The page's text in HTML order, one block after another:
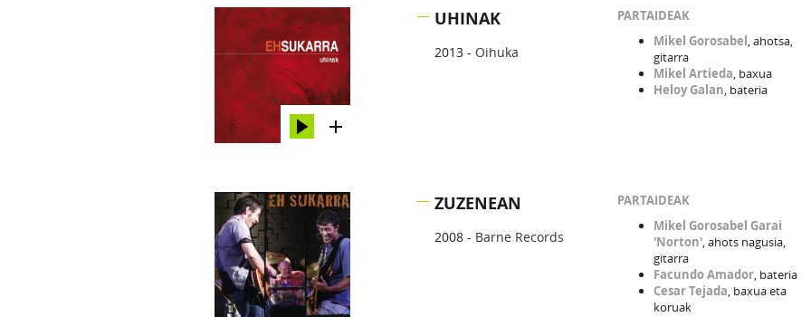
UHINAK
2013 - Oihuka
PARTAIDEAK
Mikel Gorosabel, ahotsa,
gitarra
Mikel Artieda, baxua
Heloy Galan, bateria
ZUZENEAN
2008 - Barne Records
PARTAIDEAK
Mikel Gorosabel Garai
'Norton', ahots nagusia,
gitarra
Facundo Amador, bateria
Cesar Tejada, baxua eta
koruak